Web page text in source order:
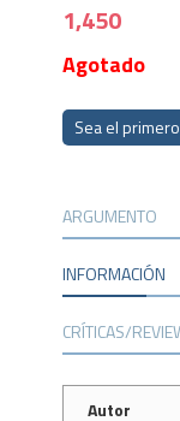
1,450
Agotado
Sea el
ARGUMENTO
INFORMACIÓN
CRÍTICAS/
Autor